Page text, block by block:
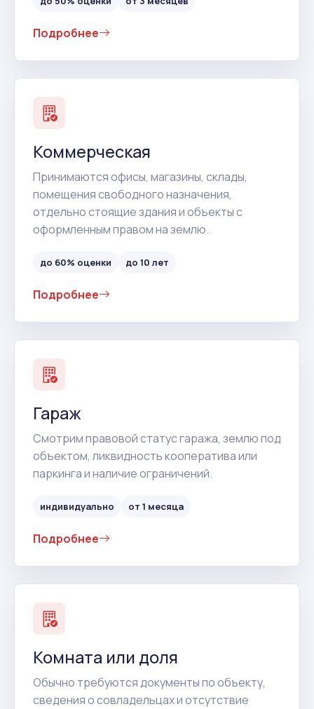
Подробнее
Коммерческая
Принимаются офисы, магазины, склады,
помещения свободного назначения,
отдельно стоящие здания и объекты с
оформленным правом на землю.
до 60% оценки до 10 лет
Подробнее
Гараж
Смотрим правовой статус гаража, землю под
объектом, ликвидность кооператива или
паркинга и наличие ограничений.
индивидуально от 1 месяца
Подробнее
Комната или доля
Обычно требуются документы по объекту,
сведения о совладельцах и отсутствие